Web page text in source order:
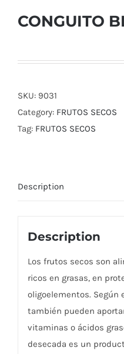
CONGUITO
SKU: 9031
Category: FRUTOS SECOS
Tag: FRUTOS SECOS
Description
Description
Los frutos secos son
ricos en grasas, en
oligoelementos. Según
también pueden
vitaminas o ácidos
desecada es un